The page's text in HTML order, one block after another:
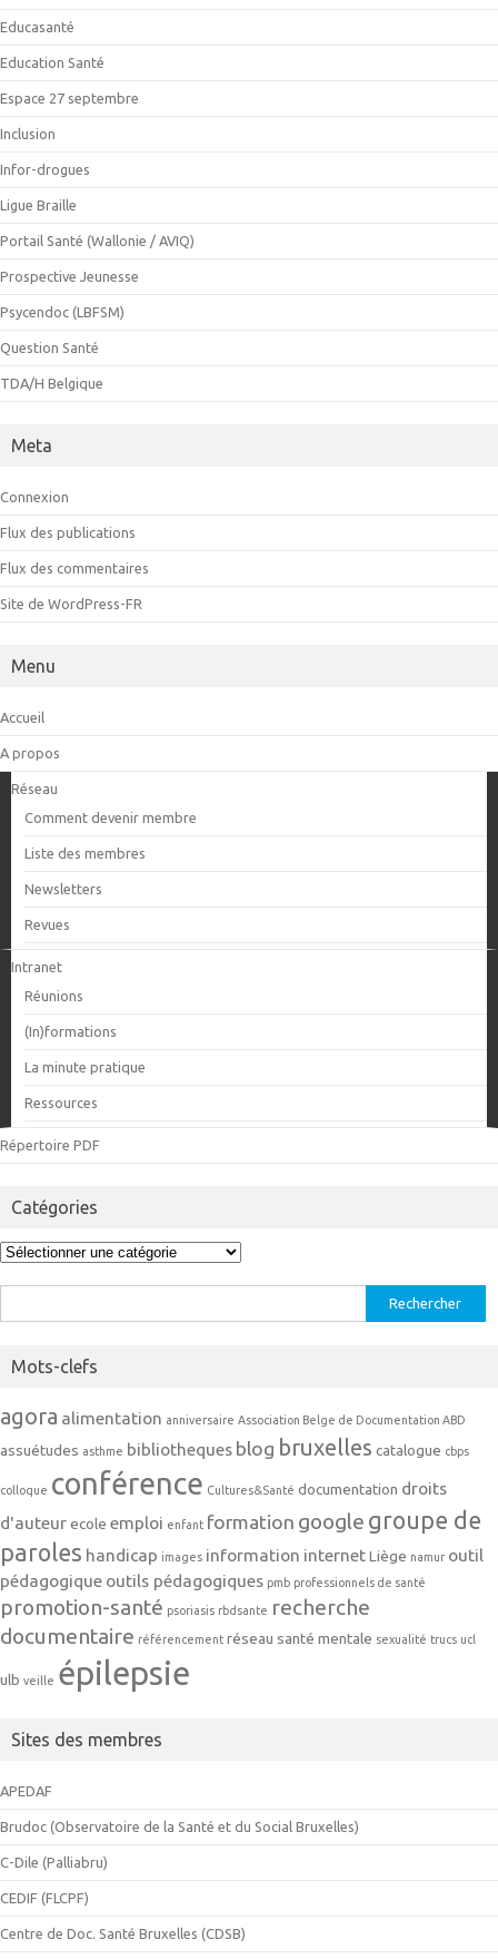
Educasanté
Education Santé
Espace 27 septembre
Inclusion
Infor-drogues
Ligue Braille
Portail Santé (Wallonie / AVIQ)
Prospective Jeunesse
Psycendoc (LBFSM)
Question Santé
TDA/H Belgique
Meta
Connexion
Flux des publications
Flux des commentaires
Site de WordPress-FR
Menu
Accueil
A propos
Réseau
Comment devenir membre
Liste des membres
Newsletters
Revues
Intranet
Réunions
(In)formations
La minute pratique
Ressources
Répertoire PDF
Catégories
Catégories
Mots-clefs
agora alimentation anniversaire Association Belge de Documentation ABD
assuétudes asthme bibliotheques blog bruxelles catalogue cbps
colloque conférence Cultures&Santé documentation droits
d'auteur ecole emploi enfant formation google groupe de
paroles handicap images information internet Liège namur outil
pédagogique outils pédagogiques pmb professionnels de santé
promotion-santé psoriasis rbdsante recherche
documentaire référencement réseau santé mentale sexualité trucs ucl
ulb veille épilepsie
Sites des membres
APEDAF
Brudoc (Observatoire de la Santé et du Social Bruxelles)
C-Dile (Palliabru)
CEDIF (FLCPF)
Centre de Doc. Santé Bruxelles (CDSB)